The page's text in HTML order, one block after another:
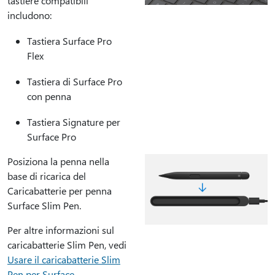
includono:
Tastiera Surface Pro
Flex
Tastiera di Surface Pro
con penna
Tastiera Signature per
Surface Pro
Posiziona la penna nella
base di ricarica del
Caricabatterie per penna
Surface Slim Pen.
Per altre informazioni sul
caricabatterie Slim Pen, vedi
Usare il caricabatterie Slim